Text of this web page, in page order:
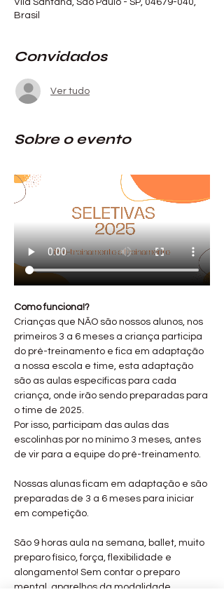
Vila Santana, São Paulo - SP, 04679-040,
Brasil
Convidados
Ver tudo
Sobre o evento
Como funciona!?
Crianças que NÃO são nossos alunos, nos
primeiros 3 a 6 meses a criança participa
do pré-treinamento e fica em adaptação
a nossa escola e time, esta adaptação
são as aulas específicas para cada
criança, onde irão sendo preparadas para
o time de 2025.
Por isso, participam das aulas das
escolinhas por no mínimo 3 meses, antes
de vir para a equipe do pré-treinamento.
Nossas alunas ficam em adaptação e são
preparadas de 3 a 6 meses para iniciar
em competição.
São 9 horas aula na semana, ballet, muito
preparo físico, força, flexibilidade e
alongamento! Sem contar o preparo
mental, aparelhos da modalidade